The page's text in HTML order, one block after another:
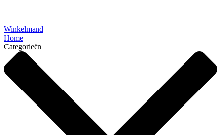
Winkelmand
Home
Categorieën